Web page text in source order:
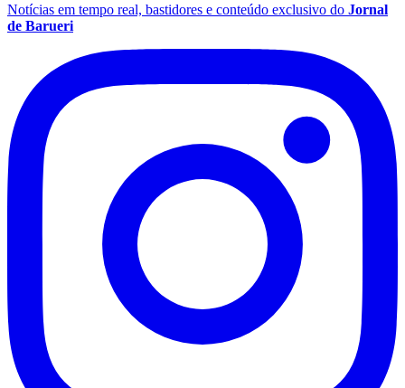
Notícias em tempo real, bastidores e conteúdo exclusivo do Jornal
de Barueri